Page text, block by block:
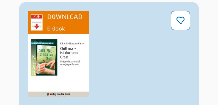
Chill mal – ist doch nur Gras!